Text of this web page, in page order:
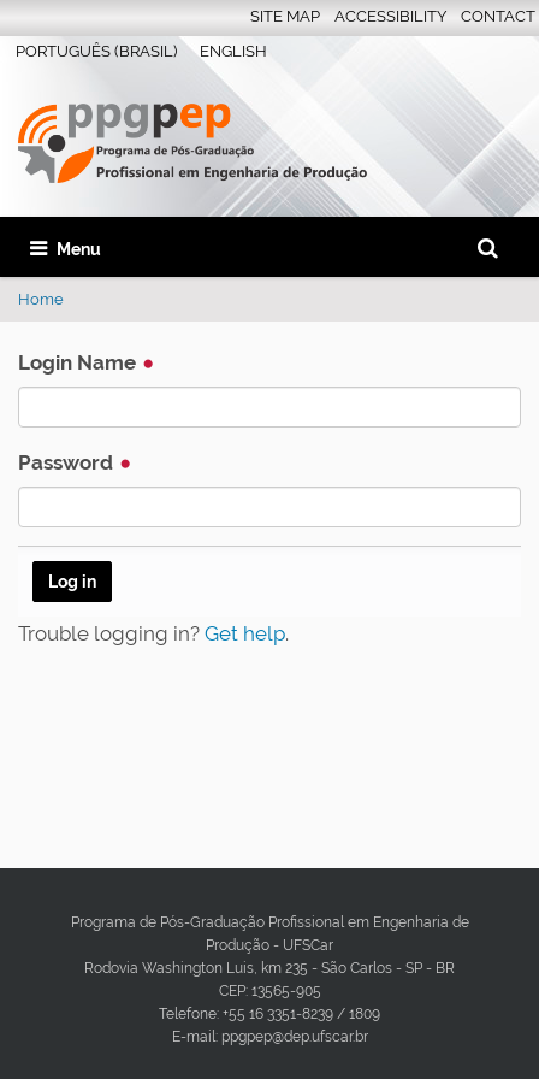
Search
PORTUGUÊS (BRASIL) ENGLISH
SITE MAP ACCESSIBILITY CONTACT
Toggle navigation
Home
Login Name
Password
Trouble logging in? Get help.
Programa de Pós-Graduação Profissional em Engenharia de
Produção - UFSCar
Rodovia Washington Luis, km 235 - São Carlos - SP - BR
CEP: 13565-905
Telefone: +55 16 3351-8239 / 1809
E-mail: ppgpep@dep.ufscar.br